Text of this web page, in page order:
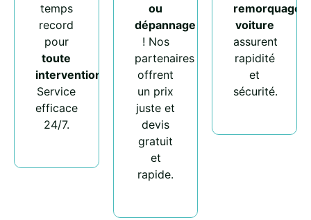
temps
record
pour
toute
intervention
Service
efficace
24/7.
ou
dépannage
! Nos
partenaires
offrent
un prix
juste et
devis
gratuit
et
rapide.
remorquage
voiture
assurent
rapidité
et
sécurité.